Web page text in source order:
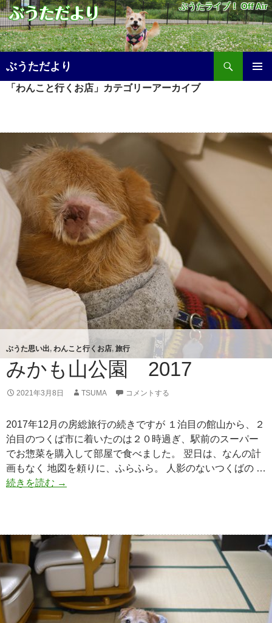
ぶうたライブ！ Off Air
ぶうただより
索
ン
メ
ン
キ
ッ
プ
「わんこと行くお店」カテゴリーアーカイブ
ぶうた思い出, わんこと行くお店, 旅行
みかも山公園 2017
2021年3月8日 TSUMA コメントする
2017年12月の房総旅行の続きですが １泊目の館山から、２
泊目のつくば市に着いたのは２０時過ぎ、駅前のスーパー
でお惣菜を購入して部屋で食べました。 翌日は、なんの計
画もなく 地図を頼りに、ふらふら。 人影のないつくばの …
続きを読む み
園
0
1
→